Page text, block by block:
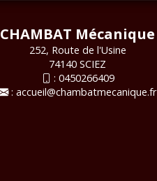
CHAMBAT Mécanique
252, Route de l'Usine
74140 SCIEZ
: 0450266409
: accueil@chambatmecanique.fr